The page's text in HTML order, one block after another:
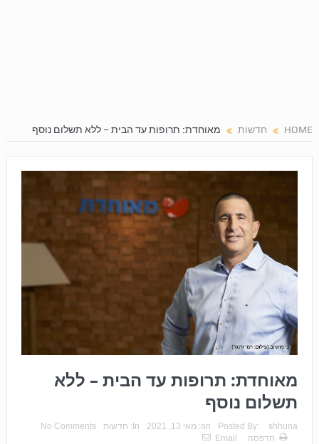
HOME חדשות מאוחדת: תרופות עד הבית – ללא תשלום נוסף
מאוחדת: תרופות עד הבית – ללא
תשלום נוסף
Posted By: shhuna
on: מאי 13, 2021 In: חדשות
No Comments
הדפסה
Email